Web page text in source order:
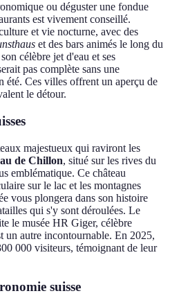
ou déguster une fondue
est vivement conseillé.
et vie nocturne, avec des
et des bars animés le long du
célèbre jet d'eau et ses
pas complète sans une
été. Ces villes offrent un aperçu de
le détour.
majestueux qui raviront les
de Chillon, situé sur les rives du
emblématique. Ce château
sur le lac et les montagnes
vous plongera dans son histoire
qui s'y sont déroulées. Le
le musée HR Giger, célèbre
un autre incontournable. En 2025,
000 visiteurs, témoignant de leur
suisse